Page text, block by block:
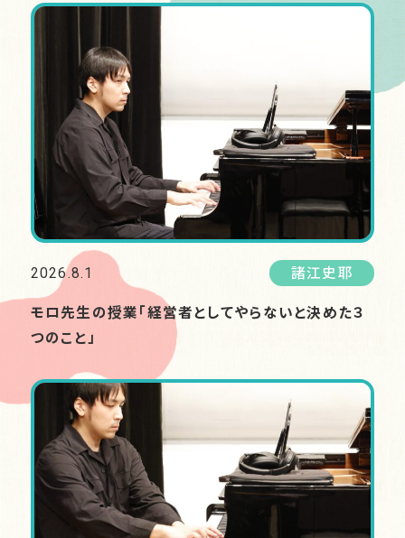
2026.8.1 諸江史耶
モロ先生の授業「経営者としてやらないと決めた３
つのこと」